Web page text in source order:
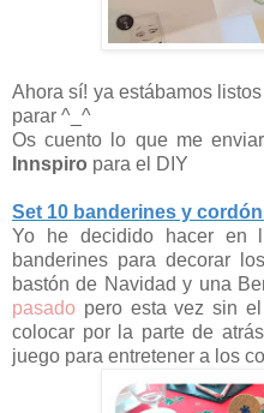
Ahora sí! ya estábamos
parar ^_^
Os cuento lo que me
Innspiro para el DIY
Set 10 banderines y
Yo he decidido hacer en
banderines para decorar
bastón de Navidad y una
pasado pero esta vez sin
colocar por la parte de
juego para entretener a los